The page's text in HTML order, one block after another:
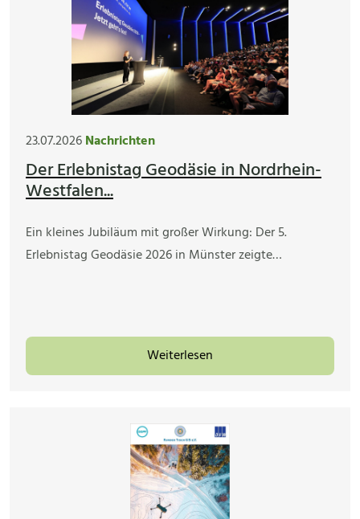
23.07.2026Nachrichten
Der Erlebnistag Geodäsie in Nordrhein-
Westfalen...
Ein kleines Jubiläum mit großer Wirkung: Der 5.
Erlebnistag Geodäsie 2026 in Münster zeigte…
Weiterlesen